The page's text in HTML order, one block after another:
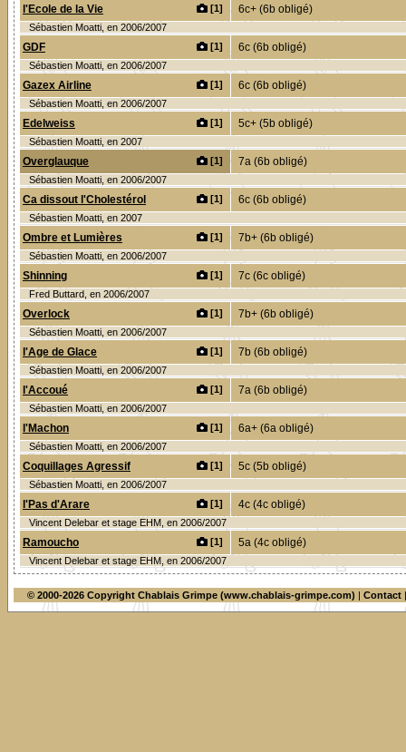
l'Ecole de la Vie [1] 6c+ (6b obligé)
Sébastien Moatti, en 2006/2007
GDF [1] 6c (6b obligé)
Sébastien Moatti, en 2006/2007
Gazex Airline [1] 6c (6b obligé)
Sébastien Moatti, en 2006/2007
Edelweiss [1] 5c+ (5b obligé)
Sébastien Moatti, en 2007
Overglauque [1] 7a (6b obligé)
Sébastien Moatti, en 2006/2007
Ca dissout l'Cholestérol [1] 6c (6b obligé)
Sébastien Moatti, en 2007
Ombre et Lumières [1] 7b+ (6b obligé)
Sébastien Moatti, en 2006/2007
Shinning [1] 7c (6c obligé)
Fred Buttard, en 2006/2007
Overlock [1] 7b+ (6b obligé)
Sébastien Moatti, en 2006/2007
l'Age de Glace [1] 7b (6b obligé)
Sébastien Moatti, en 2006/2007
l'Accoué [1] 7a (6b obligé)
Sébastien Moatti, en 2006/2007
l'Machon [1] 6a+ (6a obligé)
Sébastien Moatti, en 2006/2007
Coquillages Agressif [1] 5c (5b obligé)
Sébastien Moatti, en 2006/2007
l'Pas d'Arare [1] 4c (4c obligé)
Vincent Delebar et stage EHM, en 2006/2007
Ramoucho [1] 5a (4c obligé)
Vincent Delebar et stage EHM, en 2006/2007
© 2000-2026 Copyright Chablais Grimpe (www.chablais-grimpe.com) | Contact